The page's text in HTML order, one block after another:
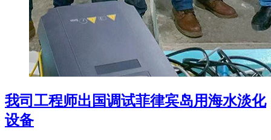
我司工程师出国调试菲律宾岛用海水淡化
设备